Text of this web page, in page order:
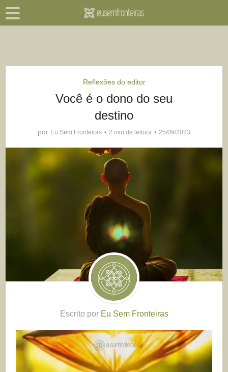
Reflexões do editor
Você é o dono do seu
destino
por Eu Sem Fronteiras 2 min de leitura 25/09/2023
Escrito por Eu Sem Fronteiras